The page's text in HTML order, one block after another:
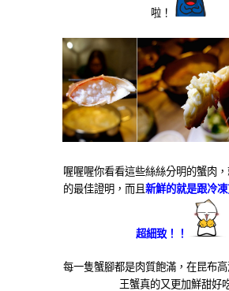
啦！
喔喔喔你看看這些絲絲分明的蟹肉，
的最佳證明，而且 新鮮的就是跟冷凍
超細致！！
每一隻蟹腳都是肉質飽滿，在昆布高
王蟹真的又更加鮮甜好